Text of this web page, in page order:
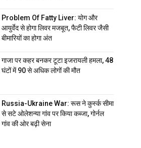
Problem Of Fatty Liver: योग और
आयुर्वेद से होगा लिवर मजबूत, फैटी लिवर जैसी
बीमारियों का होगा अंत
गाजा पर कहर बनकर टूटा इजरायली हमला, 48
घंटों में 90 से अधिक लोगों की मौत
Russia-Ukraine War: रूस ने कुर्स्क सीमा
से सटे ओलेशन्या गांव पर किया कब्जा, गोर्नल
गांव की ओर बढ़ी सेना